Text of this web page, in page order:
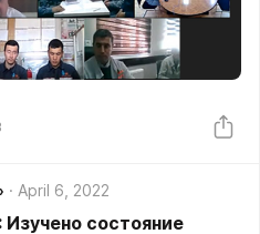
April 6, 2022
состояние